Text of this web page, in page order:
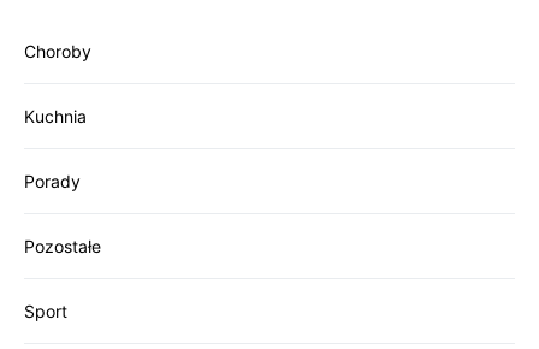
Choroby
Kuchnia
Porady
Pozostałe
Sport